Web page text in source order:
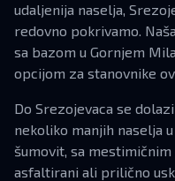
udaljenija naselja,
redovno pokrivamo.
sa bazom u Gornjem
opcijom za stanovnike
Do Srezojevaca se
nekoliko manjih naselja
šumovit, sa
asfaltirani ali prilično